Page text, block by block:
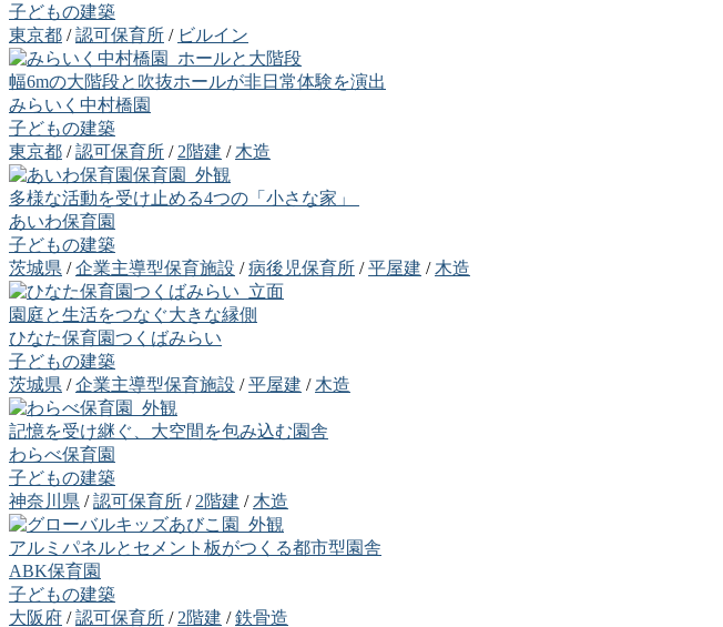
子どもの建築
東京都 /認可保育所 / ビルイン
幅6mの大階段と吹抜ホールが非日常体験を演出
みらいく中村橋園
子どもの建築
東京都 /認可保育所 /2階建 /木造
多様な活動を受け止める4つの「小さな家」
あいわ保育園
子どもの建築
茨城県 /企業主導型保育施設 /病後児保育所 /平屋建 /木造
園庭と生活をつなぐ大きな縁側
ひなた保育園つくばみらい
子どもの建築
茨城県 /企業主導型保育施設 /平屋建 /木造
記憶を受け継ぐ、大空間を包み込む園舎
わらべ保育園
子どもの建築
神奈川県 /認可保育所 /2階建 /木造
アルミパネルとセメント板がつくる都市型園舎
ABK保育園
子どもの建築
大阪府 /認可保育所 /2階建 /鉄骨造